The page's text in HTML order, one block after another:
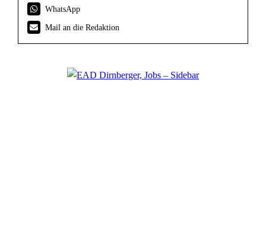
WhatsApp
Mail an die Redaktion